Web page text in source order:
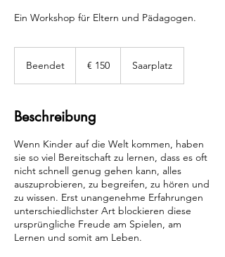
Ein Workshop für Eltern und Pädagogen.
Beendet
d
t
€ 150 Saarplatz
Beschreibung
Wenn Kinder auf die Welt kommen, haben
sie so viel Bereitschaft zu lernen, dass es oft
nicht schnell genug gehen kann, alles
auszuprobieren, zu begreifen, zu hören und
zu wissen. Erst unangenehme Erfahrungen
unterschiedlichster Art blockieren diese
ursprüngliche Freude am Spielen, am
Lernen und somit am Leben.